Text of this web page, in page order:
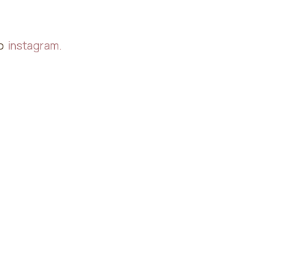
instagram.